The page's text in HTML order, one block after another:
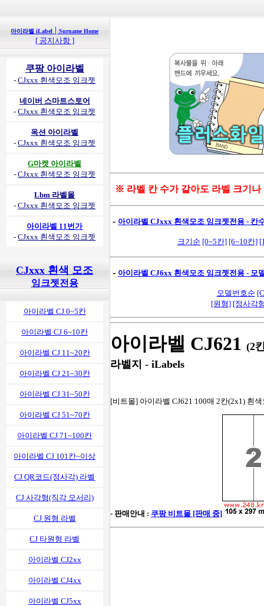
아이라벨 iLabel | Surname Home
[ 공지사항 ]
쿠팡 아이라벨
-CJxxx 흰색모조 잉크젯
네이버 스마트스토어
-CJxxx 흰색모조 잉크젯
옥션 아이라벨
-CJxxx 흰색모조 잉크젯
G마켓 아이라벨
-CJxxx 흰색모조 잉크젯
Lbm 라벨몰
-CJxxx 흰색모조 잉크젯
아이라벨 11번가
-CJxxx 흰색모조 잉크젯
CJxxx 흰색 모조
잉크젯전용
아이라벨 CJ 0~5칸
아이라벨 CJ 6~10칸
아이라벨 CJ 11~20칸
아이라벨 CJ 21~30칸
아이라벨 CJ 31~50칸
아이라벨 CJ 51~70칸
아이라벨 CJ 71~100칸
아이라벨 CJ 101칸~이상
CJ QR코드(정사각) 라벨
CJ 사각형(직각 모서리)
CJ 원형 라벨
CJ 타원형 라벨
아이라벨 CJ2xx
아이라벨 CJ4xx
아이라벨 CJ5xx
※ 라벨 칸 수가 같아도 라벨 크기나
- 아이라벨 CJxxx 흰색모조 잉크젯전용 - 칸
크기순 [0~5칸] [6~10칸]
- 아이라벨 CJ6xx 흰색모조 잉크젯전용 - 모
모델번호순
[원형] [정사각
아이라벨 CJ621 (2
라벨지 - iLabels
[비트몰] 아이라벨 CJ621 100매 2칸(2x1) 흰
- 판매안내 : 쿠팡 비트몰 [판매 중]